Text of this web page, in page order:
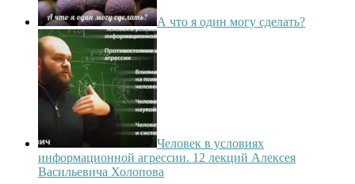
А что я один могу сделать?
Человек в условиях
информационной агрессии. 12 лекций Алексея
Васильевича Холопова